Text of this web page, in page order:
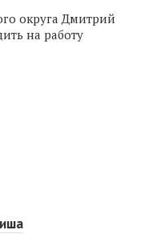
округа Дмитрий
на работу